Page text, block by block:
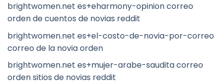
brightwomen.net es+eharmony-opinion correo
orden de cuentos de novias reddit
brightwomen.net es+el-costo-de-novia-por-correo
correo de la novia orden
brightwomen.net es+mujer-arabe-saudita correo
orden sitios de novias reddit